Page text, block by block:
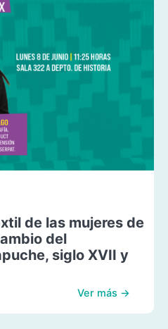
de las mujeres de
del
siglo XVII y
Ver más →